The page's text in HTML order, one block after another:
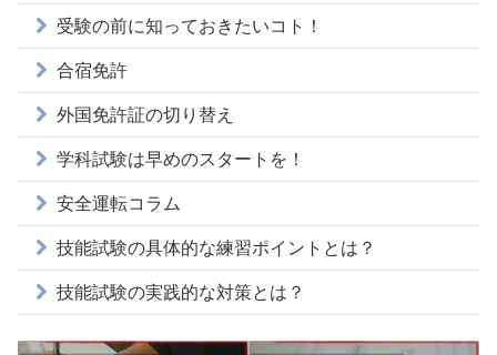
受験の前に知っておきたいコト！
合宿免許
外国免許証の切り替え
学科試験は早めのスタートを！
安全運転コラム
技能試験の具体的な練習ポイントとは？
技能試験の実践的な対策とは？